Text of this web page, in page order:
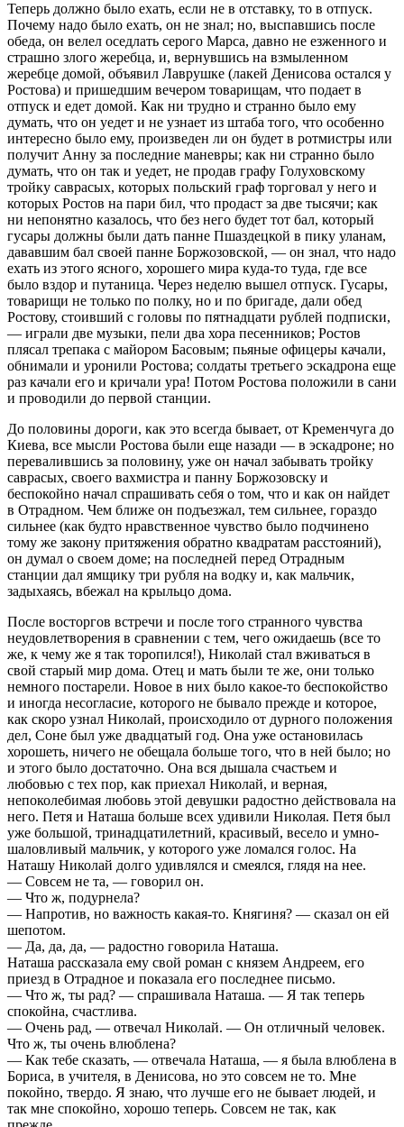
Теперь должно было ехать, если не в отставку, то в отпуск.
Почему надо было ехать, он не знал; но, выспавшись после
обеда, он велел оседлать серого Марса, давно не езженного и
страшно злого жеребца, и, вернувшись на взмыленном
жеребце домой, объявил Лаврушке (лакей Денисова остался у
Ростова) и пришедшим вечером товарищам, что подает в
отпуск и едет домой. Как ни трудно и странно было ему
думать, что он уедет и не узнает из штаба того, что особенно
интересно было ему, произведен ли он будет в ротмистры или
получит Анну за последние маневры; как ни странно было
думать, что он так и уедет, не продав графу Голуховскому
тройку саврасых, которых польский граф торговал у него и
которых Ростов на пари бил, что продаст за две тысячи; как
ни непонятно казалось, что без него будет тот бал, который
гусары должны были дать панне Пшаздецкой в пику уланам,
дававшим бал своей панне Боржозовской, — он знал, что надо
ехать из этого ясного, хорошего мира куда-то туда, где все
было вздор и путаница. Через неделю вышел отпуск. Гусары,
товарищи не только по полку, но и по бригаде, дали обед
Ростову, стоивший с головы по пятнадцати рублей подписки,
— играли две музыки, пели два хора песенников; Ростов
плясал трепака с майором Басовым; пьяные офицеры качали,
обнимали и уронили Ростова; солдаты третьего эскадрона еще
раз качали его и кричали ура! Потом Ростова положили в сани
и проводили до первой станции.
До половины дороги, как это всегда бывает, от Кременчуга до
Киева, все мысли Ростова были еще назади — в эскадроне; но
перевалившись за половину, уже он начал забывать тройку
саврасых, своего вахмистра и панну Боржозовску и
беспокойно начал спрашивать себя о том, что и как он найдет
в Отрадном. Чем ближе он подъезжал, тем сильнее, гораздо
сильнее (как будто нравственное чувство было подчинено
тому же закону притяжения обратно квадратам расстояний),
он думал о своем доме; на последней перед Отрадным
станции дал ямщику три рубля на водку и, как мальчик,
задыхаясь, вбежал на крыльцо дома.
После восторгов встречи и после того странного чувства
неудовлетворения в сравнении с тем, чего ожидаешь (все то
же, к чему же я так торопился!), Николай стал вживаться в
свой старый мир дома. Отец и мать были те же, они только
немного постарели. Новое в них было какое-то беспокойство
и иногда несогласие, которого не бывало прежде и которое,
как скоро узнал Николай, происходило от дурного положения
дел, Соне был уже двадцатый год. Она уже остановилась
хорошеть, ничего не обещала больше того, что в ней было; но
и этого было достаточно. Она вся дышала счастьем и
любовью с тех пор, как приехал Николай, и верная,
непоколебимая любовь этой девушки радостно действовала на
него. Петя и Наташа больше всех удивили Николая. Петя был
уже большой, тринадцатилетний, красивый, весело и умно-
шаловливый мальчик, у которого уже ломался голос. На
Наташу Николай долго удивлялся и смеялся, глядя на нее.
— Совсем не та, — говорил он.
— Что ж, подурнела?
— Напротив, но важность какая-то. Княгиня? — сказал он ей
шепотом.
— Да, да, да, — радостно говорила Наташа.
Наташа рассказала ему свой роман с князем Андреем, его
приезд в Отрадное и показала его последнее письмо.
— Что ж, ты рад? — спрашивала Наташа. — Я так теперь
спокойна, счастлива.
— Очень рад, — отвечал Николай. — Он отличный человек.
Что ж, ты очень влюблена?
— Как тебе сказать, — отвечала Наташа, — я была влюблена в
Бориса, в учителя, в Денисова, но это совсем не то. Мне
покойно, твердо. Я знаю, что лучше его не бывает людей, и
так мне спокойно, хорошо теперь. Совсем не так, как